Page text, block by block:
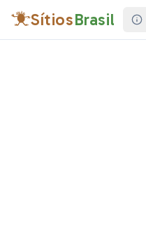
SítiosBrasil